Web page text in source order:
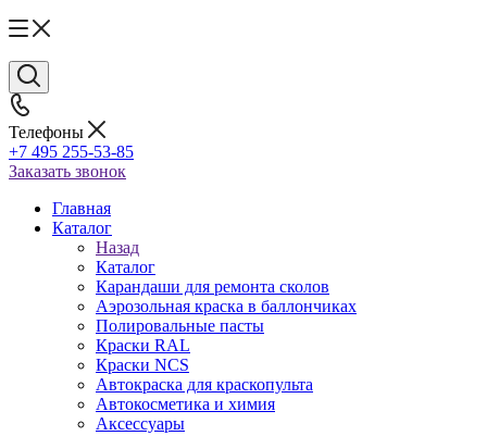
Телефоны
+7 495 255-53-85
Заказать звонок
Главная
Каталог
Назад
Каталог
Карандаши для ремонта сколов
Аэрозольная краска в баллончиках
Полировальные пасты
Краски RAL
Краски NCS
Автокраска для краскопульта
Автокосметика и химия
Аксессуары